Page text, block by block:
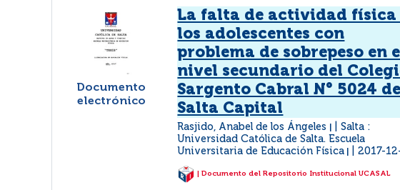
Documento
electrónico
La falta de actividad física
los adolescentes con
problema de sobrepeso en
nivel secundario del
Sargento Cabral N° 5024 de
Salta Capital
Rasjido, Anabel de los Ángeles
Salta :
Universidad Católica de Salta. Escuela
Universitaria de Educación Física
2017-
| Documento del Repositorio Institucional UCASAL